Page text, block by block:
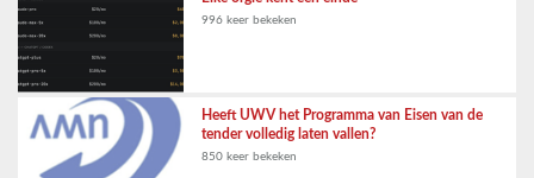
996 keer bekeken
Heeft UWV het Programma van Eisen van de
tender volledig laten vallen?
850 keer bekeken